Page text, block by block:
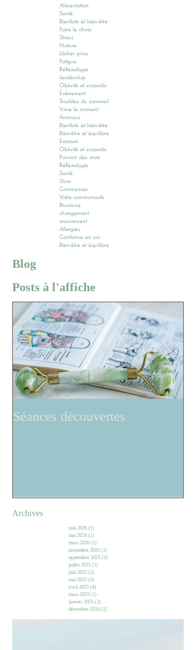
Alimentation
Santé
Bienfaits et bien-être
Faire le choix
Stress
Nature
Lâcher prise
Fatigue
Réflexologie
Leadership
Obésité et surpoids
Événement
Troubles du sommeil
Vivre le moment
Animaux
Bienfaits et bien-être
Bien-être et équilibre
Examen
Obésité et surpoids
Pouvoir des mots
Réflexologie
Santé
Slow
Commencer
Votre communauté
Bruxisme
changement
mouvement
Allergies
Confiance en soi
Bien-être et équilibre
Blog
Posts à l'affiche
Séances découvertes
Archives
juin 2026 (1)
mai 2026 (1)
mars 2026 (1)
novembre 2025 (1)
septembre 2025 (3)
juillet 2025 (1)
juin 2025 (2)
mai 2025 (4)
avril 2025 (4)
mars 2025 (1)
janvier 2025 (3)
décembre 2024 (1)